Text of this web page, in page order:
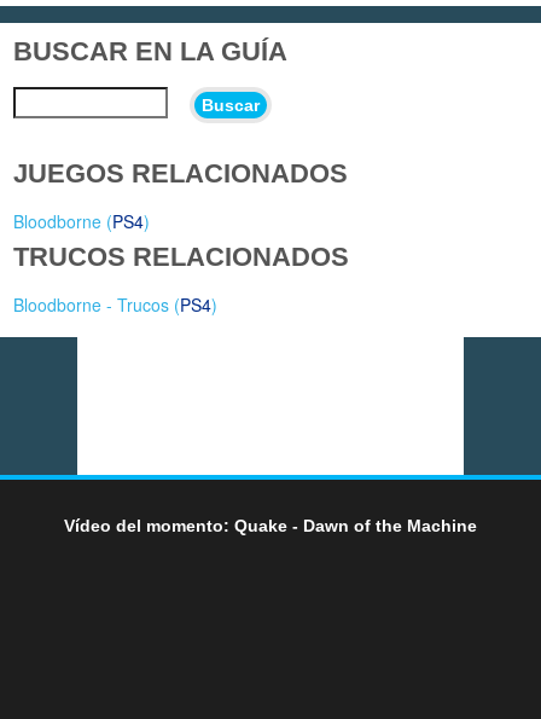
BUSCAR EN LA GUÍA
Buscar
JUEGOS RELACIONADOS
Bloodborne (PS4)
TRUCOS RELACIONADOS
Bloodborne - Trucos (PS4)
Vídeo del momento: Quake - Dawn of the Machine